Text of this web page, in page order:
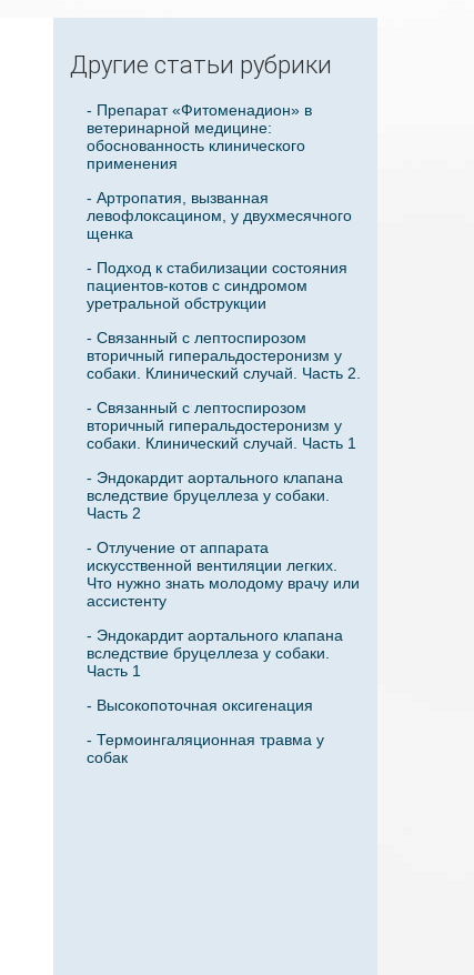
Другие статьи рубрики
- Препарат «Фитоменадион» в
ветеринарной медицине:
обоснованность клинического
применения
- Артропатия, вызванная
левофлоксацином, у двухмесячного
щенка
- Подход к стабилизации состояния
пациентов-котов с синдромом
уретральной обструкции
- Связанный с лептоспирозом
вторичный гиперальдостеронизм у
собаки. Клинический случай. Часть 2.
- Связанный с лептоспирозом
вторичный гиперальдостеронизм у
собаки. Клинический случай. Часть 1
- Эндокардит аортального клапана
вследствие бруцеллеза у собаки.
Часть 2
- Отлучение от аппарата
искусственной вентиляции легких.
Что нужно знать молодому врачу или
ассистенту
- Эндокардит аортального клапана
вследствие бруцеллеза у собаки.
Часть 1
- Высокопоточная оксигенация
- Термоингаляционная травма у
собак